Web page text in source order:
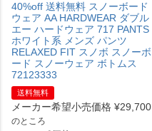
40%off 送料無料 スノーボード
ウェア AA HARDWEAR ダブル
エー ハードウェア 717 PANTS
ホワイト系 メンズ パンツ
RELAXED FIT スノボ スノーボ
ード スノーウェア ボトムス
72123333
送料無料
メーカー希望小売価格 ¥29,700
のところ